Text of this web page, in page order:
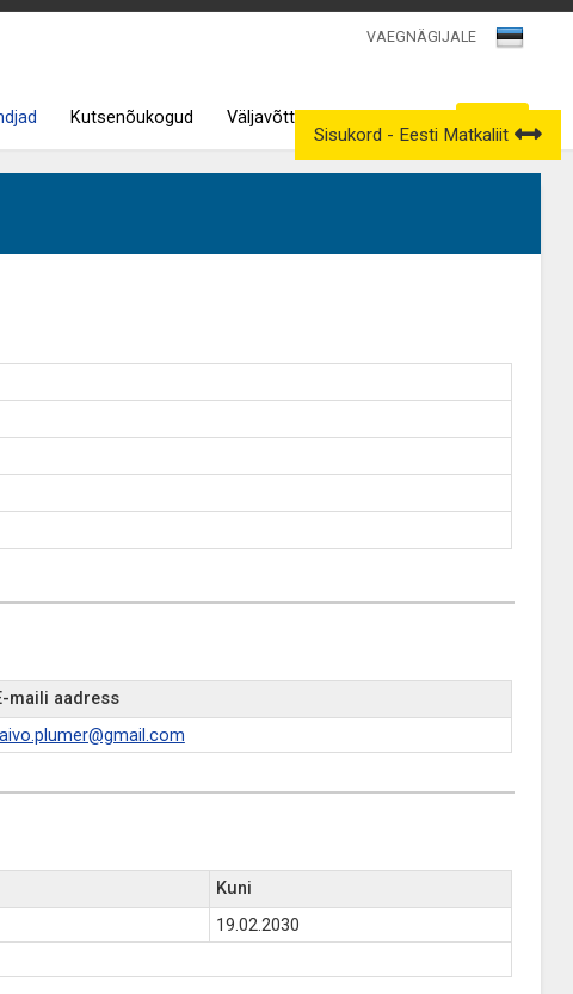
VAEGNÄGIJALE
Kutsenõukogud Väljavõtted kutseregistrist
Sisukord - Eesti Matkaliit
maili aadress
Kuni
19.02.2030